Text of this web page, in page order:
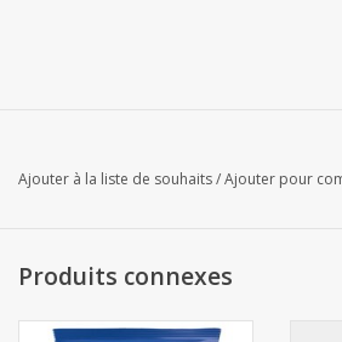
Ajouter à la liste de souhaits/Ajouter pour
Produits connexes